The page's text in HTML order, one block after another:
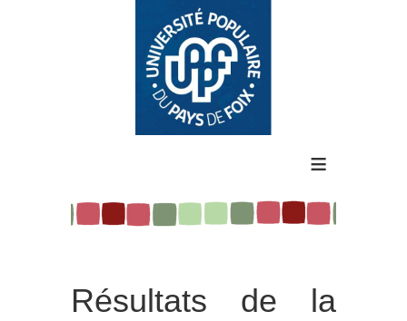
≡
Résultats de la